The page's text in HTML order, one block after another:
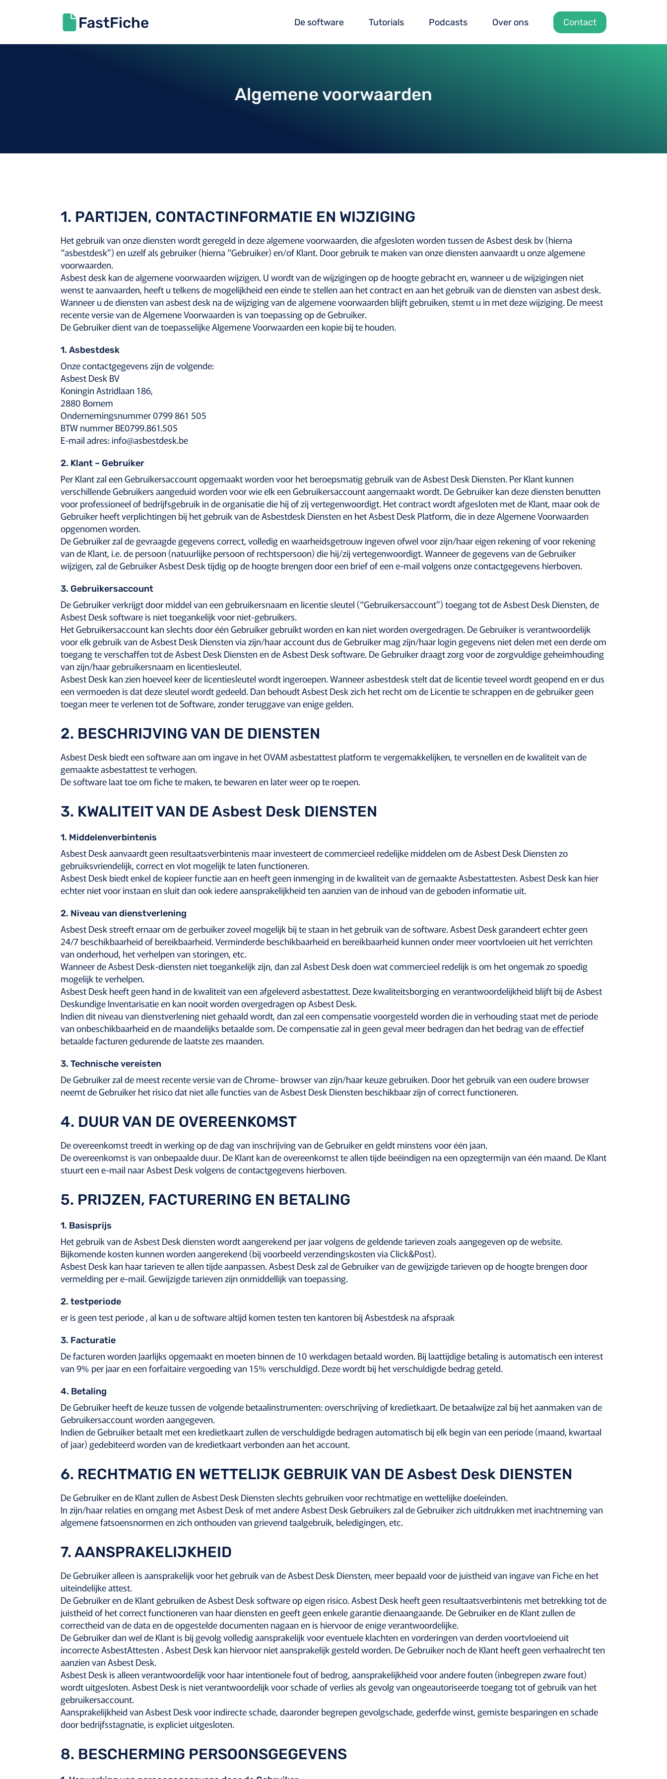
FastFiche De software Tutorials Podcasts Over ons Contact
Algemene voorwaarden
1. PARTIJEN, CONTACTINFORMATIE EN WIJZIGING
Het gebruik van onze diensten wordt geregeld in deze algemene voorwaarden, die afgesloten worden tussen de Asbest desk bv (hierna
“asbestdesk”) en uzelf als gebruiker (hierna “Gebruiker) en/of Klant. Door gebruik te maken van onze diensten aanvaardt u onze algemene
voorwaarden.
Asbest desk kan de algemene voorwaarden wijzigen. U wordt van de wijzigingen op de hoogte gebracht en, wanneer u de wijzigingen niet
wenst te aanvaarden, heeft u telkens de mogelijkheid een einde te stellen aan het contract en aan het gebruik van de diensten van asbest desk.
Wanneer u de diensten van asbest desk na de wijziging van de algemene voorwaarden blijft gebruiken, stemt u in met deze wijziging. De meest
recente versie van de Algemene Voorwaarden is van toepassing op de Gebruiker.
De Gebruiker dient van de toepasselijke Algemene Voorwaarden een kopie bij te houden.
1. Asbestdesk
Onze contactgegevens zijn de volgende:
Asbest Desk BV
Koningin Astridlaan 186,
2880 Bornem
Ondernemingsnummer 0799 861 505
BTW nummer BE0799.861.505
E-mail adres:info@asbestdesk.be
2. Klant – Gebruiker
Per Klant zal een Gebruikersaccount opgemaakt worden voor het beroepsmatig gebruik van de Asbest Desk Diensten. Per Klant kunnen
verschillende Gebruikers aangeduid worden voor wie elk een Gebruikersaccount aangemaakt wordt. De Gebruiker kan deze diensten benutten
voor professioneel of bedrijfsgebruik in de organisatie die hij of zij vertegenwoordigt. Het contract wordt afgesloten met de Klant, maar ook de
Gebruiker heeft verplichtingen bij het gebruik van de Asbestdesk Diensten en het Asbest Desk Platform, die in deze Algemene Voorwaarden
opgenomen worden.
De Gebruiker zal de gevraagde gegevens correct, volledig en waarheidsgetrouw ingeven ofwel voor zijn/haar eigen rekening of voor rekening
van de Klant, i.e. de persoon (natuurlijke persoon of rechtspersoon) die hij/zij vertegenwoordigt. Wanneer de gegevens van de Gebruiker
wijzigen, zal de Gebruiker Asbest Desk tijdig op de hoogte brengen door een brief of een e-mail volgens onze contactgegevens hierboven.
3. Gebruikersaccount
De Gebruiker verkrijgt door middel van een gebruikersnaam en licentie sleutel (“Gebruikersaccount”) toegang tot de Asbest Desk Diensten, de
Asbest Desk software is niet toegankelijk voor niet-gebruikers.
Het Gebruikersaccount kan slechts door één Gebruiker gebruikt worden en kan niet worden overgedragen. De Gebruiker is verantwoordelijk
voor elk gebruik van de Asbest Desk Diensten via zijn/haar account dus de Gebruiker mag zijn/haar login gegevens niet delen met een derde om
toegang te verschaffen tot de Asbest Desk Diensten en de Asbest Desk software. De Gebruiker draagt zorg voor de zorgvuldige geheimhouding
van zijn/haar gebruikersnaam en licentiesleutel.
Asbest Desk kan zien hoeveel keer de licentiesleutel wordt ingeroepen. Wanneer asbestdesk stelt dat de licentie teveel wordt geopend en er dus
een vermoeden is dat deze sleutel wordt gedeeld. Dan behoudt Asbest Desk zich het recht om de Licentie te schrappen en de gebruiker geen
toegan meer te verlenen tot de Software, zonder teruggave van enige gelden.
2. BESCHRIJVING VAN DE DIENSTEN
Asbest Desk biedt een software aan om ingave in het OVAM asbestattest platform te vergemakkelijken, te versnellen en de kwaliteit van de
gemaakte asbestattest te verhogen.
De software laat toe om fiche te maken, te bewaren en later weer op te roepen.
3. KWALITEIT VAN DE Asbest Desk DIENSTEN
1. Middelenverbintenis
Asbest Desk aanvaardt geen resultaatsverbintenis maar investeert de commercieel redelijke middelen om de Asbest Desk Diensten zo
gebruiksvriendelijk, correct en vlot mogelijk te laten functioneren.
Asbest Desk biedt enkel de kopieer functie aan en heeft geen inmenging in de kwaliteit van de gemaakte Asbestattesten. Asbest Desk kan hier
echter niet voor instaan en sluit dan ook iedere aansprakelijkheid ten aanzien van de inhoud van de geboden informatie uit.
2. Niveau van dienstverlening
Asbest Desk streeft ernaar om de gerbuiker zoveel mogelijk bij te staan in het gebruik van de software. Asbest Desk garandeert echter geen
24/7 beschikbaarheid of bereikbaarheid. Verminderde beschikbaarheid en bereikbaarheid kunnen onder meer voortvloeien uit het verrichten
van onderhoud, het verhelpen van storingen, etc.
Wanneer de Asbest Desk-diensten niet toegankelijk zijn, dan zal Asbest Desk doen wat commercieel redelijk is om het ongemak zo spoedig
mogelijk te verhelpen.
Asbest Desk heeft geen hand in de kwaliteit van een afgeleverd asbestattest. Deze kwaliteitsborging en verantwoordelijkheid blijft bij de Asbest
Deskundige Inventarisatie en kan nooit worden overgedragen op Asbest Desk.
Indien dit niveau van dienstverlening niet gehaald wordt, dan zal een compensatie voorgesteld worden die in verhouding staat met de periode
van onbeschikbaarheid en de maandelijks betaalde som. De compensatie zal in geen geval meer bedragen dan het bedrag van de effectief
betaalde facturen gedurende de laatste zes maanden.
3. Technische vereisten
De Gebruiker zal de meest recente versie van de Chrome- browser van zijn/haar keuze gebruiken. Door het gebruik van een oudere browser
neemt de Gebruiker het risico dat niet alle functies van de Asbest Desk Diensten beschikbaar zijn of correct functioneren.
4. DUUR VAN DE OVEREENKOMST
De overeenkomst treedt in werking op de dag van inschrijving van de Gebruiker en geldt minstens voor één jaan.
De overeenkomst is van onbepaalde duur. De Klant kan de overeenkomst te allen tijde beëindigen na een opzegtermijn van één maand. De Klant
stuurt een e-mail naar Asbest Desk volgens de contactgegevens hierboven.
5. PRIJZEN, FACTURERING EN BETALING
1. Basisprijs
Het gebruik van de Asbest Desk diensten wordt aangerekend per jaar volgens de geldende tarieven zoals aangegeven op de website.
Bijkomende kosten kunnen worden aangerekend (bij voorbeeld verzendingskosten via Click&Post).
Asbest Desk kan haar tarieven te allen tijde aanpassen. Asbest Desk zal de Gebruiker van de gewijzigde tarieven op de hoogte brengen door
vermelding per e-mail. Gewijzigde tarieven zijn onmiddellijk van toepassing.
2. testperiode
er is geen test periode , al kan u de software altijd komen testen ten kantoren bij Asbestdesk na afspraak
3. Facturatie
De facturen worden Jaarlijks opgemaakt en moeten binnen de 10 werkdagen betaald worden. Bij laattijdige betaling is automatisch een interest
van 9% per jaar en een forfaitaire vergoeding van 15% verschuldigd. Deze wordt bij het verschuldigde bedrag geteld.
4. Betaling
De Gebruiker heeft de keuze tussen de volgende betaalinstrumenten: overschrijving of kredietkaart. De betaalwijze zal bij het aanmaken van de
Gebruikersaccount worden aangegeven.
Indien de Gebruiker betaalt met een kredietkaart zullen de verschuldigde bedragen automatisch bij elk begin van een periode (maand, kwartaal
of jaar) gedebiteerd worden van de kredietkaart verbonden aan het account.
6. RECHTMATIG EN WETTELIJK GEBRUIK VAN DE Asbest Desk DIENSTEN
De Gebruiker en de Klant zullen de Asbest Desk Diensten slechts gebruiken voor rechtmatige en wettelijke doeleinden.
In zijn/haar relaties en omgang met Asbest Desk of met andere Asbest Desk Gebruikers zal de Gebruiker zich uitdrukken met inachtneming van
algemene fatsoensnormen en zich onthouden van grievend taalgebruik, beledigingen, etc.
7. AANSPRAKELIJKHEID
De Gebruiker alleen is aansprakelijk voor het gebruik van de Asbest Desk Diensten, meer bepaald voor de juistheid van ingave van Fiche en het
uiteindelijke attest.
De Gebruiker en de Klant gebruiken de Asbest Desk software op eigen risico. Asbest Desk heeft geen resultaatsverbintenis met betrekking tot de
juistheid of het correct functioneren van haar diensten en geeft geen enkele garantie dienaangaande. De Gebruiker en de Klant zullen de
correctheid van de data en de opgestelde documenten nagaan en is hiervoor de enige verantwoordelijke.
De Gebruiker dan wel de Klant is bij gevolg volledig aansprakelijk voor eventuele klachten en vorderingen van derden voortvloeiend uit
incorrecte AsbestAttesten . Asbest Desk kan hiervoor niet aansprakelijk gesteld worden. De Gebruiker noch de Klant heeft geen verhaalrecht ten
aanzien van Asbest Desk.
Asbest Desk is alleen verantwoordelijk voor haar intentionele fout of bedrog, aansprakelijkheid voor andere fouten (inbegrepen zware fout)
wordt uitgesloten. Asbest Desk is niet verantwoordelijk voor schade of verlies als gevolg van ongeautoriseerde toegang tot of gebruik van het
gebruikersaccount.
Aansprakelijkheid van Asbest Desk voor indirecte schade, daaronder begrepen gevolgschade, gederfde winst, gemiste besparingen en schade
door bedrijfsstagnatie, is expliciet uitgesloten.
8. BESCHERMING PERSOONSGEGEVENS